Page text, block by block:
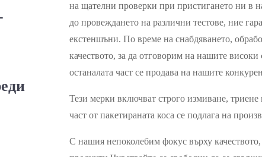
на щателни проверки при пристигането ни в
до провеждането на различни тестове, ние
екстеншъни. По време на снабдяването,
качеството, за да отговорим на нашите
останалата част се продава на нашите
Тези мерки включват строго измиване,
част от пакетираната коса се подлага на
С нашия непоколебим фокус върху